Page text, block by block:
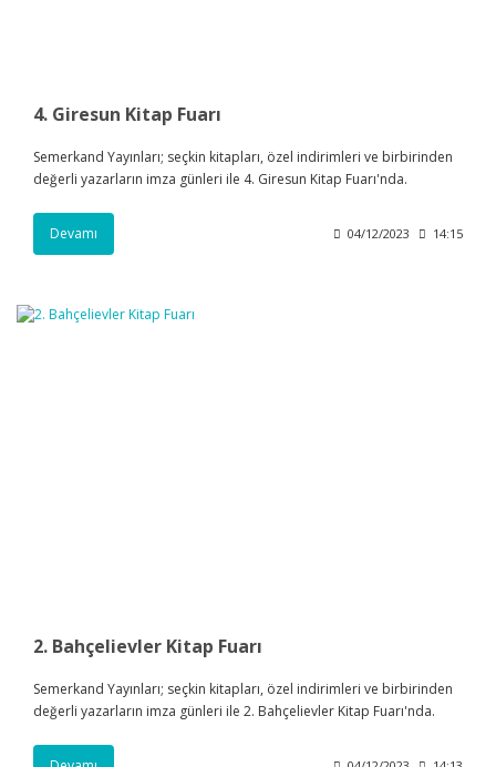
4. Giresun Kitap Fuarı
Semerkand Yayınları; seçkin kitapları, özel indirimleri ve birbirinden
değerli yazarların imza günleri ile 4. Giresun Kitap Fuarı'nda.
Devamı 04/12/2023 14:15
2. Bahçelievler Kitap Fuarı
Semerkand Yayınları; seçkin kitapları, özel indirimleri ve birbirinden
değerli yazarların imza günleri ile 2. Bahçelievler Kitap Fuarı'nda.